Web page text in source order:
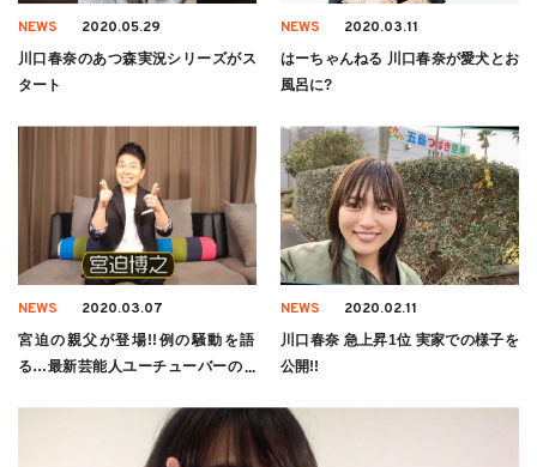
NEWS 2020.05.29
川口春奈のあつ森実況シリーズがス
タート
NEWS 2020.03.11
はーちゃんねる 川口春奈が愛犬とお
風呂に?
NEWS 2020.03.07
宮迫の親父が登場!!例の騒動を語
る…最新芸能人ユーチューバーの動
NEWS 2020.02.11
川口春奈 急上昇1位 実家での様子を
公開!!